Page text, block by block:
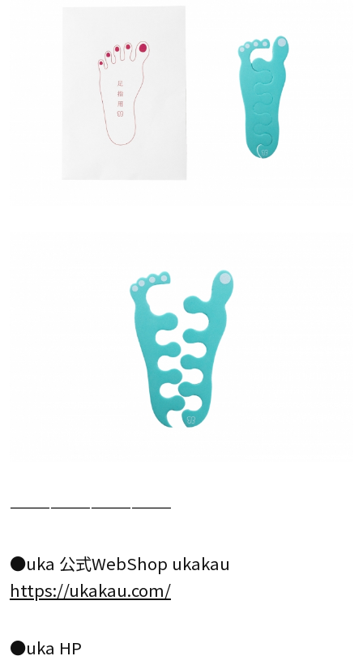
————————————
●uka 公式WebShop ukakau
https://ukakau.com/
●uka HP